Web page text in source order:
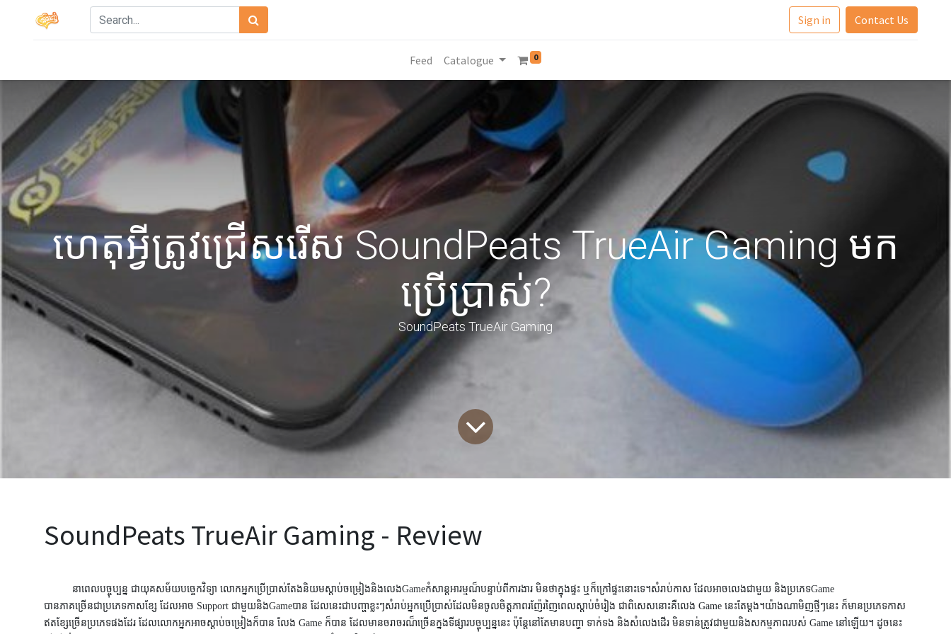
Sign in Contact Us
Feed Catalogue 0
ហេតុអ្វីត្រូវជ្រើសរើស SoundPeats TrueAir Gaming មក
ប្រើប្រាស់?
SoundPeats TrueAir Gaming
SoundPeats TrueAir Gaming - Review
នាពេលបច្ចុប្បន្ន ជាយុគសម័យបច្ចេកវិទ្យា លោកអ្នកប្រើប្រាស់តែងនិយមស្តាប់ចម្រៀងនិងលេងGameកំសាន្តអារម្មណ៏បន្ទាប់ពីការងារ មិនថាក្នុងផ្ទះ ឬក៏ក្រៅផ្ទះនោះទេ។សំរាប់កាស ដែលអាចលេងជាមួយ និងប្រភេទGame
បានភាគច្រើនជាប្រភេទកាសខ្សែ ដែលអាច Support ជាមួយនិងGameបាន ដែលនេះជាបញ្ហាខ្លះៗសំរាប់អ្នកប្រើប្រាស់ដែលមិនចូលចិត្តភាពរញ៉ែរញៃពេលស្តាប់ចំរៀង ជាពិសេសនោះគឺលេង Game នេះតែម្តង។យ៉ាងណាមិញថ្មីៗនេះ ក៏មានប្រភេទកាស
ឥតខ្សែច្រើនប្រភេទផងដែរ ដែលលោកអ្នកអាចស្តាប់ចម្រៀងក៏បាន លែង Game ក៏បាន ដែលមានចរាចរណ៏ច្រើនក្នងទីផ្សារបច្ចុប្បន្ននេះ ប៉ុន្តែនៅតែមានបញ្ហា ទាក់ទង និងសំលេងដើរ មិនទាន់ត្រូវជាមួយនិងសកម្មភាពរបស់ Game នៅឡើយ។ ដូចនេះ